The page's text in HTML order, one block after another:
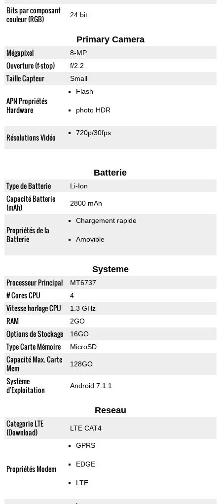
Bits par composant
couleur (RGB)
24 bit
Primary Camera
Mégapixel 8-MP
Ouverture (f-stop) f/2.2
Taille Capteur Small
APN Propriétés
Hardware
Flash
photo HDR
Résolutions Vidéo 720p/30fps
Batterie
Type de Batterie Li-Ion
Capacité Batterie
(mAh)
2800 mAh
Propriétés de la
Batterie
Chargement rapide
Amovible
Systeme
Processeur Principal MT6737
# Cores CPU 4
Vitesse horloge CPU 1.3 GHz
RAM 2GO
Options de Stockage 16GO
Type Carte Mémoire MicroSD
Capacité Max. Carte
Mem
128GO
Système
d'Exploitation
Android 7.1.1
Reseau
Categorie LTE
(Download)
LTE CAT4
Propriétés Modem
GPRS
EDGE
LTE